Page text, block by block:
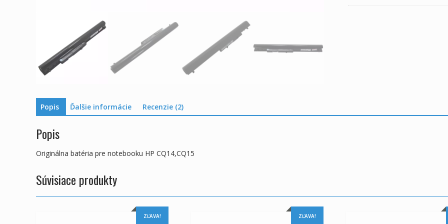
Popis Ďalšie informácie Recenzie (2)
Popis
Originálna batéria pre notebooku HP CQ14,CQ15
Súvisiace produkty
ZĽAVA! ZĽAVA!